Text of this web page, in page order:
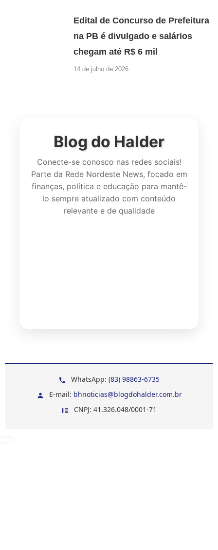
Edital de Concurso de Prefeitura
na PB é divulgado e salários
chegam até R$ 6 mil
14 de julho de 2026
Blog do Halder
Conecte-se conosco nas redes sociais!
Parte da Rede Nordeste News, focado em
finanças, política e educação para mantê-
lo sempre atualizado com conteúdo
relevante e de qualidade
WhatsApp: (83) 98863-6735
E-mail: bhnoticias@blogdohalder.com.br
CNPJ: 41.326.048/0001-71